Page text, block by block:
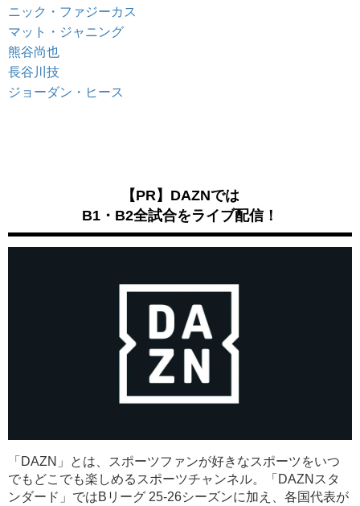
ニック・ファジーカス
マット・ジャニング
熊谷尚也
長谷川技
ジョーダン・ヒース
【PR】DAZNでは
B1・B2全試合をライブ配信！
「DAZN」とは、スポーツファンが好きなスポーツをいつ
でもどこでも楽しめるスポーツチャンネル。「DAZNスタ
ンダード」ではBリーグ 25-26シーズンに加え、各国代表が